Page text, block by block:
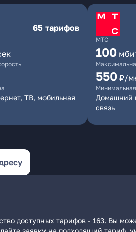
65 тарифов
ТВ, мобильная
МТС
100
550 ₽/
Домашний
связь
доступных тарифов - 163. Вы